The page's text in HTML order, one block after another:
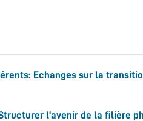
Echanges sur la
l’avenir de la filière